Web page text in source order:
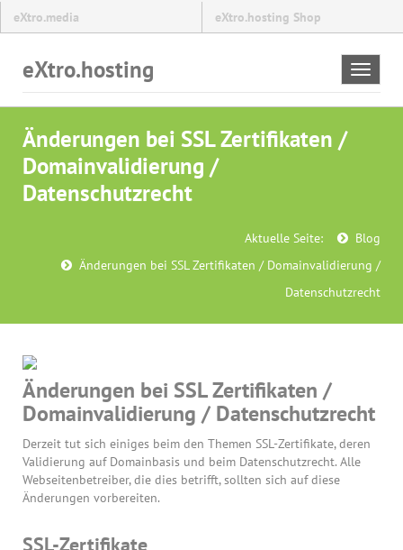
eXtro.media eXtro.hosting Shop
Toggle
eXtro.hosting
Änderungen bei SSL Zertifikaten /
Domainvalidierung /
Datenschutzrecht
Aktuelle Seite:
Blog
Änderungen bei SSL Zertifikaten / Domainvalidierung /
Datenschutzrecht
Änderungen bei SSL Zertifikaten /
Domainvalidierung / Datenschutzrecht
Derzeit tut sich einiges beim den Themen SSL-Zertifikate, deren
Validierung auf Domainbasis und beim Datenschutzrecht. Alle
Webseitenbetreiber, die dies betrifft, sollten sich auf diese
Änderungen vorbereiten.
SSL-Zertifikate